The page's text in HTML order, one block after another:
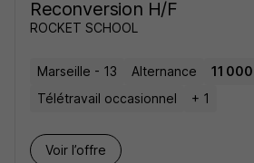
Reconversion H/F
ROCKET SCHOOL
Marseille - 13 Alternance
11
Télétravail occasionnel
+ 1
Voir l’offre